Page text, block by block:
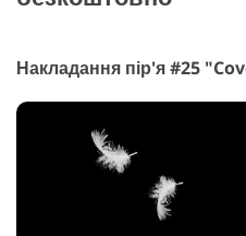
Накладання пір'я #25